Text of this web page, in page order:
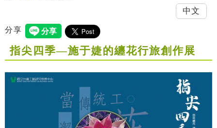
中文
分享
指尖四季—施于婕的纏花行旅創作展